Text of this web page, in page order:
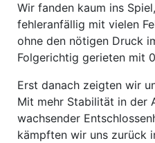
Wir fanden kaum ins
fehleranfällig mit vielen
ohne den nötigen Druck
Folgerichtig gerieten mit
Erst danach zeigten wir
Mit mehr Stabilität in der
wachsender
kämpften wir uns zurück